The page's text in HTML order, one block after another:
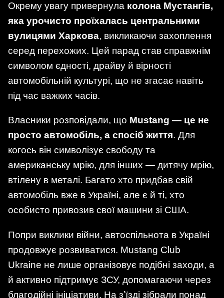
Окрему увагу привернула колона Мустангів,
яка урочисто проїхалась центральними
вулицями Харкова, викликаючи захоплення
серед перехожих. Цей парад став справжнім
символом єдності, драйву й вірності
автомобільній культурі, що не згасає навіть
під час важких часів.
Власники розповідали, що Mustang — це не
просто автомобіль, а спосіб життя. Для
когось він символізує свободу та
американську мрію, для інших — дитячу мрію,
втілену в металі. Багато хто придбав свій
автомобіль вже в Україні, але є й ті, хто
особисто привозив свої машини зі США.
Попри виклики війни, автоспільнота в Україні
продовжує розвиватися. Mustang Club
Ukraine не лише організовує подібні заходи, а
й активно підтримує ЗСУ, допомагаючи через
благодійні ініціативи. На зʼїзді зібрали понад